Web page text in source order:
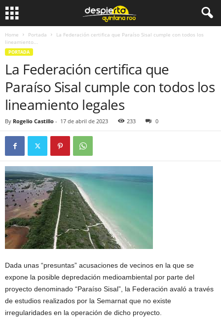
Home Portada
La Federación certifica que Paraíso Sisal cumple con todos los
lineamiento...
PORTADA
La Federación certifica que
Paraíso Sisal cumple con todos los
lineamiento legales
By Rogelio Castillo - 17 de abril de 2023 233 0
Dada unas “presuntas” acusaciones de vecinos en la que se
expone la posible depredación medioambiental por parte del
proyecto denominado “Paraíso Sisal”, la Federación avaló a través
de estudios realizados por la Semarnat que no existe
irregularidades en la operación de dicho proyecto.